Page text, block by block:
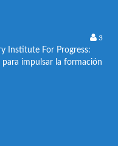
3
Institute For Progress:
para impulsar la formación